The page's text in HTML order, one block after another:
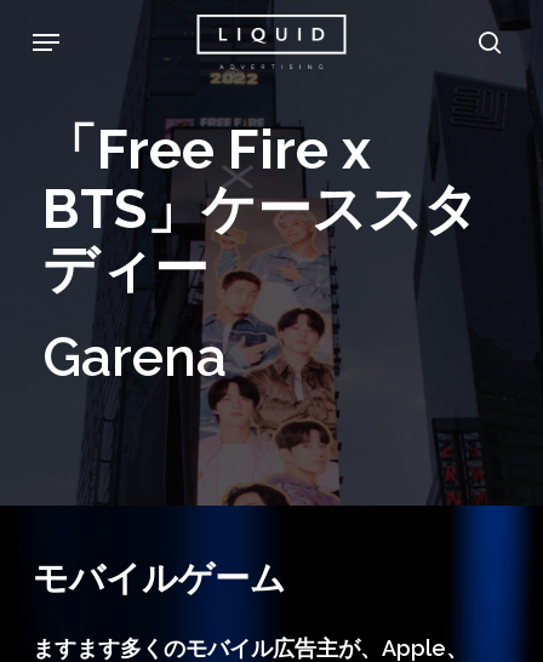
content
Menu
「Free Fire x
BTS」ケーススタ
ディー
Garena
モバイルゲーム
ますます多くのモバイル広告主が、Apple、